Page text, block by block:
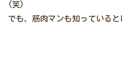
(笑)
でも、筋肉マンも知っていると